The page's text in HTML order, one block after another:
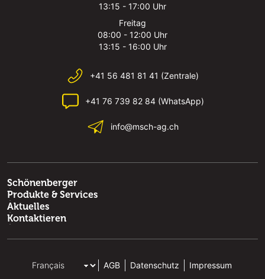
13:15 - 17:00 Uhr
Freitag
08:00 - 12:00 Uhr
13:15 - 16:00 Uhr
+41 56 481 81 41 (Zentrale)
+41 76 739 82 84 (WhatsApp)
info@msch-ag.ch
Schönenberger
Produkte & Services
Aktuelles
Kontaktieren
AGB Datenschutz Impressum